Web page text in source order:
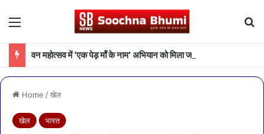
Menu
वन महोत्सव में ‘एक पेड़ माँ के नाम’ अभियान को मिला जनसमर्थन
Home /खेल
खेल भारत